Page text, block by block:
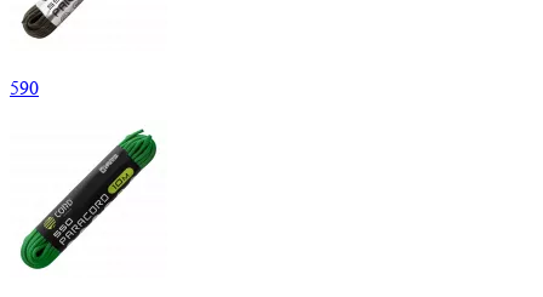
590